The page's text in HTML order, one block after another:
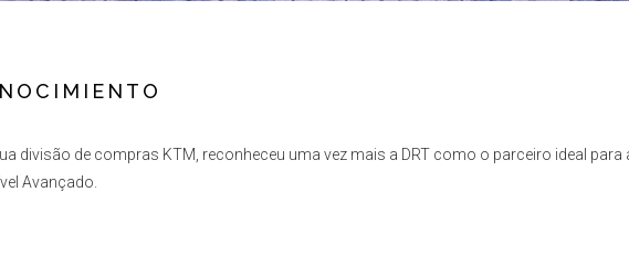
divisão de compras KTM, reconheceu uma vez mais a DRT como o parceiro ideal
Avançado.